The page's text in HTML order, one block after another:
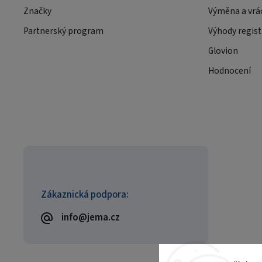
Zákaznická podpora:
info@jema.cz
Značky
Partnerský program
Výměna a
Výhody
Glovion
Hodnocení